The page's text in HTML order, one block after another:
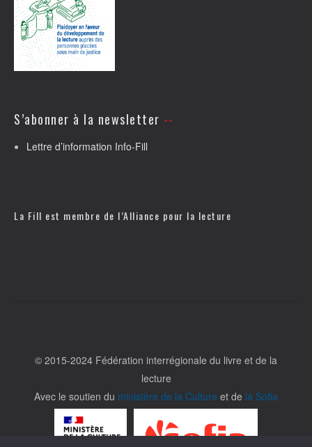
S’abonner à la newsletter
Lettre d’information Info-Fill
La Fill est membre de l’Alliance pour la lecture
© 2015-2024 Fédération interrégionale du livre et de la
lecture
Avec le soutien du ministère de la Culture et de la Sofia